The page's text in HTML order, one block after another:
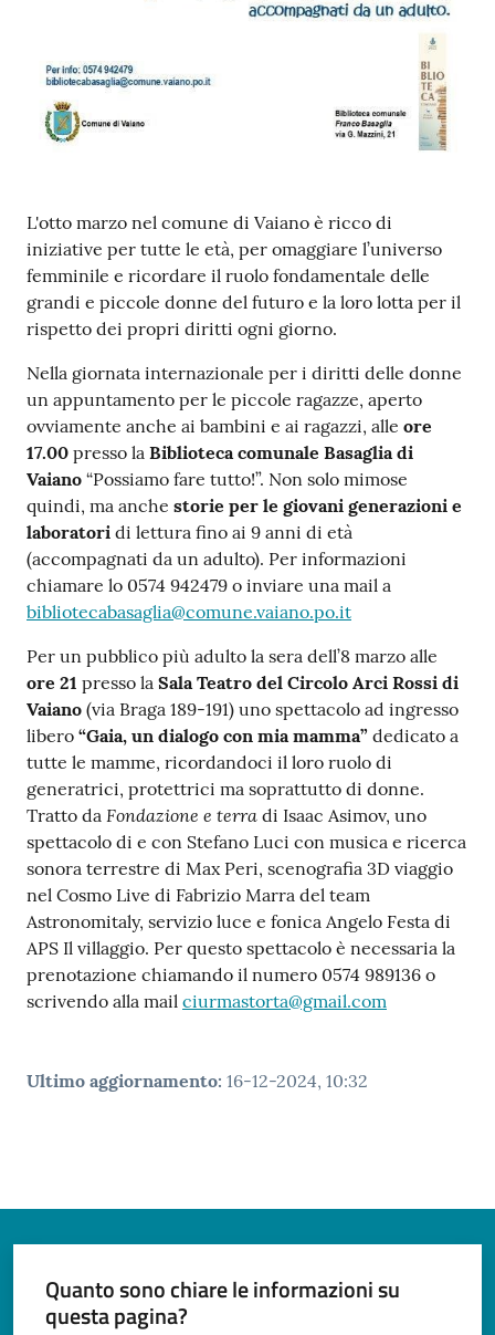
Contenuto
L'otto marzo nel comune di Vaiano è ricco di
iniziative per tutte le età, per omaggiare l’universo
femminile e ricordare il ruolo fondamentale delle
grandi e piccole donne del futuro e la loro lotta per il
rispetto dei propri diritti ogni giorno.
Nella giornata internazionale per i diritti delle donne
un appuntamento per le piccole ragazze, aperto
ovviamente anche ai bambini e ai ragazzi, alle ore
17.00 presso la Biblioteca comunale Basaglia di
Vaiano “Possiamo fare tutto!”. Non solo mimose
quindi, ma anche storie per le giovani generazioni e
laboratori di lettura fino ai 9 anni di età
(accompagnati da un adulto). Per informazioni
chiamare lo 0574 942479 o inviare una mail a
bibliotecabasaglia@comune.vaiano.po.it
Per un pubblico più adulto la sera dell’8 marzo alle
ore 21 presso la Sala Teatro del Circolo Arci Rossi di
Vaiano (via Braga 189-191) uno spettacolo ad ingresso
libero “Gaia, un dialogo con mia mamma” dedicato a
tutte le mamme, ricordandoci il loro ruolo di
generatrici, protettrici ma soprattutto di donne.
Tratto da Fondazione e terra di Isaac Asimov, uno
spettacolo di e con Stefano Luci con musica e ricerca
sonora terrestre di Max Peri, scenografia 3D viaggio
nel Cosmo Live di Fabrizio Marra del team
Astronomitaly, servizio luce e fonica Angelo Festa di
APS Il villaggio. Per questo spettacolo è necessaria la
prenotazione chiamando il numero 0574 989136 o
scrivendo alla mail ciurmastorta@gmail.com
Ultimo aggiornamento: 16-12-2024, 10:32
Quanto sono chiare le informazioni su
questa pagina?